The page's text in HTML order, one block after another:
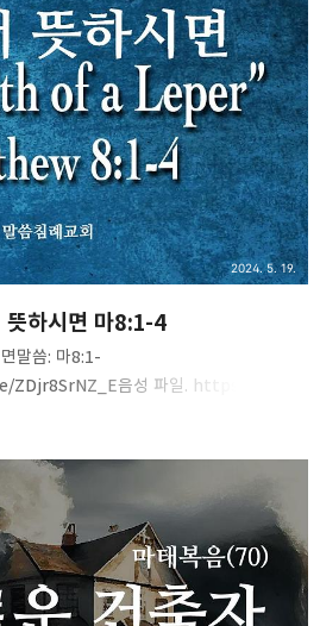
하시면 마8:1-4
2024. 5. 19.
말씀: 마8:1-
음성 파일. https://tinyu